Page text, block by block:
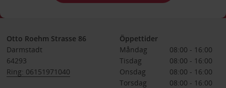
Otto Roehm Strasse 86
Darmstadt
64293
Ring: 06151971040
Öppettider
Måndag
08:00 - 16:00
Tisdag
08:00 - 16:00
Onsdag
08:00 - 16:00
Torsdag
08:00 - 16:00